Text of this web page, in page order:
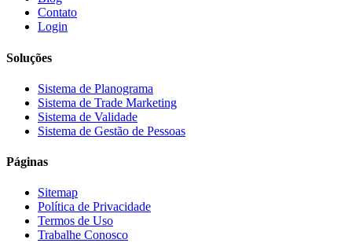
Contato
Login
Soluções
Sistema de Planograma
Sistema de Trade Marketing
Sistema de Validade
Sistema de Gestão de Pessoas
Páginas
Sitemap
Política de Privacidade
Termos de Uso
Trabalhe Conosco